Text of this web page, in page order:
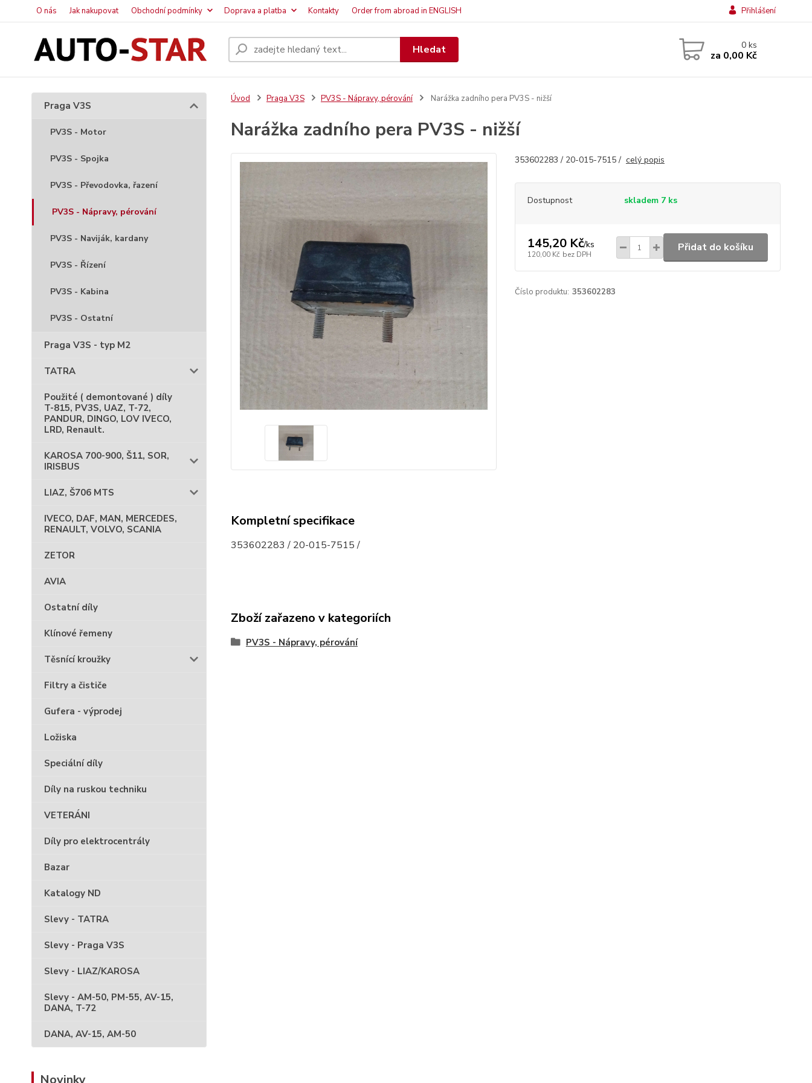
O nás Jak nakupovat Obchodní podmínky Doprava a platba Kontakty Order from abroad in ENGLISH Přihlášení
Hledat 0ks
za 0,00 Kč
Praga V3S
PV3S - Motor
PV3S - Spojka
PV3S - Převodovka, řazení
PV3S - Nápravy, pérování
PV3S - Naviják, kardany
PV3S - Řízení
PV3S - Kabina
PV3S - Ostatní
Praga V3S - typ M2
TATRA
Použité ( demontované ) díly
T-815, PV3S, UAZ, T-72,
PANDUR, DINGO, LOV IVECO,
LRD, Renault.
KAROSA 700-900, Š11, SOR,
IRISBUS
LIAZ, Š706 MTS
IVECO, DAF, MAN, MERCEDES,
RENAULT, VOLVO, SCANIA
ZETOR
AVIA
Ostatní díly
Klínové řemeny
Těsnící kroužky
Filtry a čističe
Gufera - výprodej
Ložiska
Speciální díly
Díly na ruskou techniku
VETERÁNI
Díly pro elektrocentrály
Bazar
Katalogy ND
Slevy - TATRA
Slevy - Praga V3S
Slevy - LIAZ/KAROSA
Slevy - AM-50, PM-55, AV-15,
DANA, T-72
DANA, AV-15, AM-50
Novinky
Úvod Praga V3S PV3S - Nápravy, pérování Narážka zadního pera PV3S - nižší
Narážka zadního pera PV3S - nižší
353602283 / 20-015-7515 / celý popis
Dostupnost skladem 7 ks
145,20 Kč/ks
120,00 Kč bez DPH
Přidat do košíku
Číslo produktu: 353602283
Kompletní specifikace
353602283 / 20-015-7515 /
Zboží zařazeno v kategoriích
PV3S - Nápravy, pérování